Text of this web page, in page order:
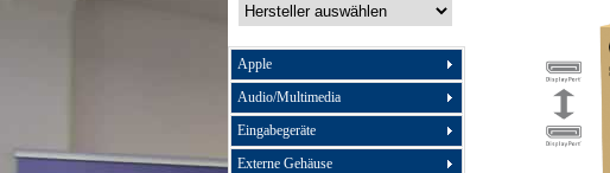
Apple
Audio/Multimedia
Eingabegeräte
Externe Gehäuse